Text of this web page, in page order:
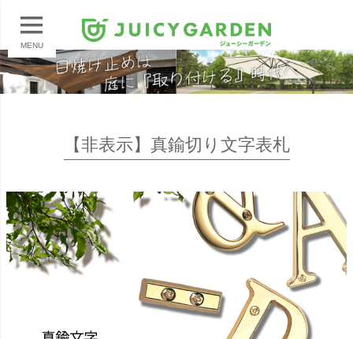
MENU
【非表示】真鍮切り文字表札